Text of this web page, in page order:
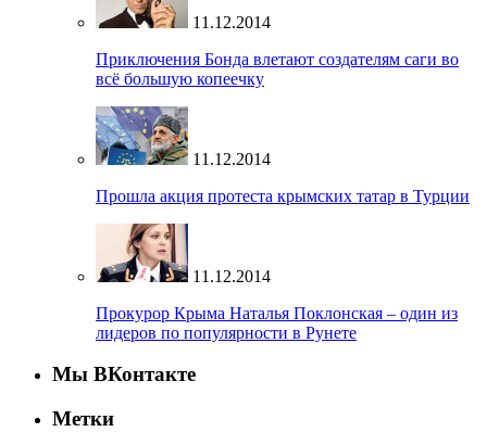
11.12.2014
Приключения Бонда влетают создателям саги во
всё большую копеечку
11.12.2014
Прошла акция протеста крымских татар в Турции
11.12.2014
Прокурор Крыма Наталья Поклонская – один из
лидеров по популярности в Рунете
Мы ВКонтакте
Метки